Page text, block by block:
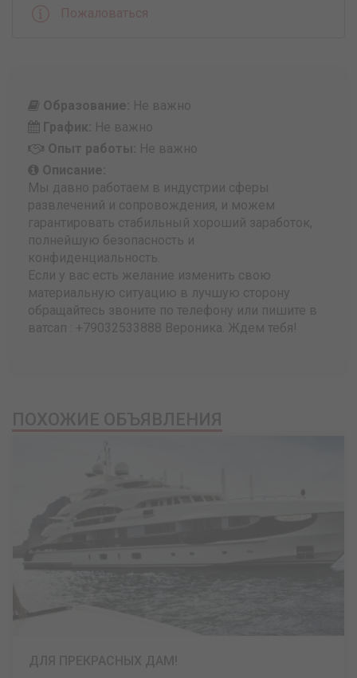
Пожаловаться
Образование: Не важно
График: Не важно
Опыт работы: Не важно
Описание:
Мы давно работаем в индустрии сферы
развлечений и сопровождения, и можем
гарантировать стабильный хороший заработок,
полнейшую безопасность и
конфиденциальность.
Если у вас есть желание изменить свою
материальную ситуацию в лучшую сторону
обращайтесь звоните по телефону или пишите в
ватсап : +79032533888 Вероника. Ждем тебя!